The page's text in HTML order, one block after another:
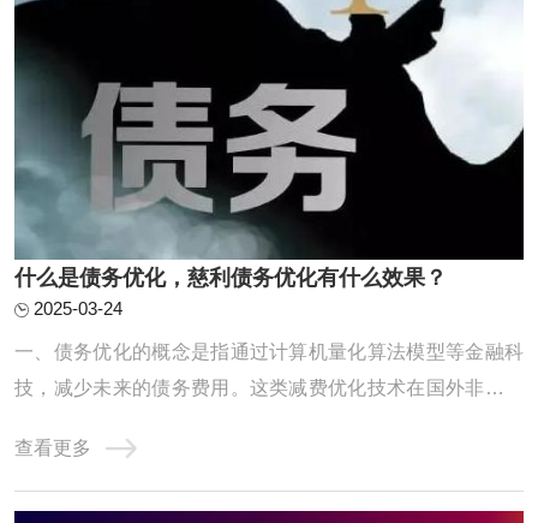
什么是债务优化，慈利债务优化有什么效果？
2025-03-24
一、债务优化的概念是指通过计算机量化算法模型等金融科
技，减少未来的债务费用。这类减费优化技术在国外非常普
务优化的具体形式使用大数据、算法模型等先进的技术工
具，在保障借款人隐私的前提下，对上千万种不同的还款方
查看更多